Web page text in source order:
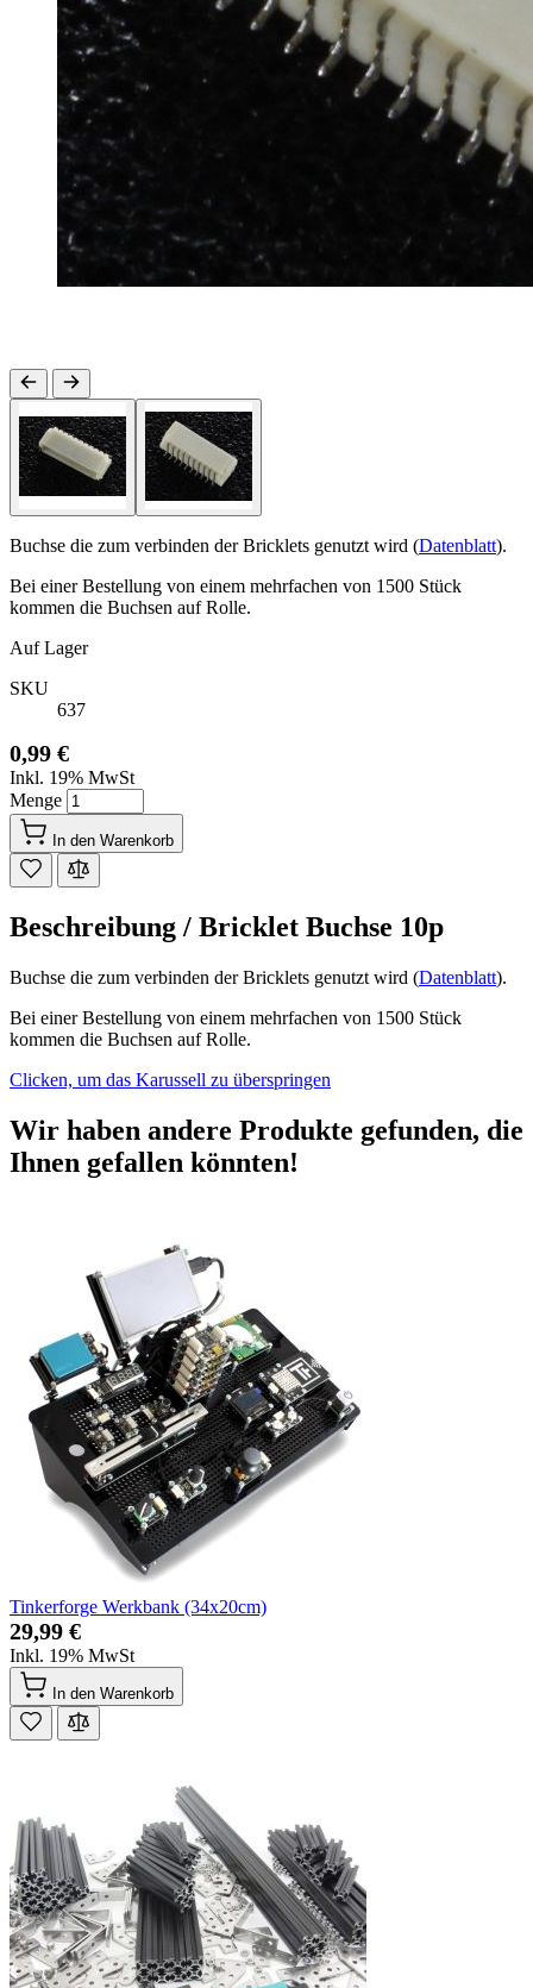
Buchse die zum verbinden der Bricklets genutzt wird (Datenblatt).
Bei einer Bestellung von einem mehrfachen von 1500 Stück
kommen die Buchsen auf Rolle.
Auf Lager
SKU
637
0,99 €
Inkl. 19% MwSt
Menge
In den Warenkorb
Beschreibung / Bricklet Buchse 10p
Buchse die zum verbinden der Bricklets genutzt wird (Datenblatt).
Bei einer Bestellung von einem mehrfachen von 1500 Stück
kommen die Buchsen auf Rolle.
Clicken, um das Karussell zu überspringen
Wir haben andere Produkte gefunden, die
Ihnen gefallen könnten!
Tinkerforge Werkbank (34x20cm)
29,99 €
Inkl. 19% MwSt
In den Warenkorb